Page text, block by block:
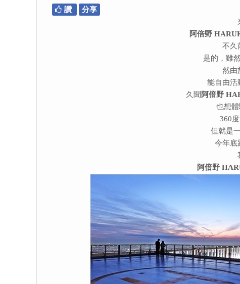
讚
分享
阿倍野
不久
是的，雖
然由
能自由活
久聞 阿倍野
也想
360
但就是
今年底
阿倍野